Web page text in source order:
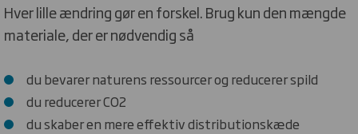
Hver lille ændring gør en forskel. Brug kun den mængde
materiale, der er nødvendig så
du bevarer naturens ressourcer og reducerer spild
du reducerer CO2
du skaber en mere effektiv distributionskæde